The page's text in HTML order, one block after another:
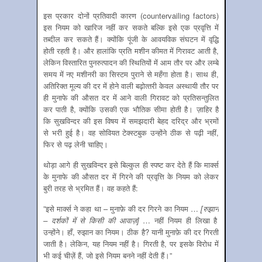
इस प्रकार दोनों प्रतिवादी कारण (countervailing factors)
इस नियम को खारिज नहीं कर सकते बल्कि इसे एक प्रवृत्ति में
तब्दील कर सकते हैं। क्योंकि पूंजी के आवयविक संघटन में वृद्धि
होती रहती है। और हालांकि प्रति मशीन कीमत में गिरावट आती है,
लेकिन विस्‍तारित पुनरुत्‍पादन की स्थितियों में आम तौर पर और लम्बे
समय में नए मशीनरी का सिस्टम पुराने से महँगा होता है। साथ ही,
अतिरिक्‍त मूल्‍य की दर में होने वाली बढ़ोत्‍तरी केवल अस्‍थायी तौर पर
ही मुनाफे की औसत दर में आने वाली गिरावट को प्रतिसन्‍तुलित
कर पाती है, क्‍योंकि उसकी एक भौतिक सीमा होती है। ज़ाहिर है
कि सुखविन्‍दर की इस विषय में समझदारी बेहद दरिद्र और भ्रमों
से भरी हुई है। वह सोवियत टेक्‍स्‍टबुक उन्‍होंने ठीक से पढ़ी नहीं,
फिर से पढ़ लेनी चाहिए।
थोड़ा आगे ही सुखविन्‍दर इसे बिल्‍कुल ही स्‍पष्‍ट कर देते हैं कि मार्क्‍स
के मुनाफे की औसत दर में गिरने की प्रवृत्ति के नियम को लेकर
बुरी तरह से भ्रमित हैं। वह कहते हैं:
”इसे मार्क्स ने कहा था – मुनाफ़े की दर गिरने का नियम … [रुझान
– दर्शकों में से किसी की आवाज़]… नहीं नियम ही लिखा है
उन्होंने। हाँ, रुझान का नियम। ठीक है? यानी मुनाफ़े की दर गिरती
जाती है। लेकिन, यह नियम नहीं है। गिरती है, पर इसके विरोध में
भी कई चीज़ें हैं, जो इसे नियम बनने नहीं देती हैं।”